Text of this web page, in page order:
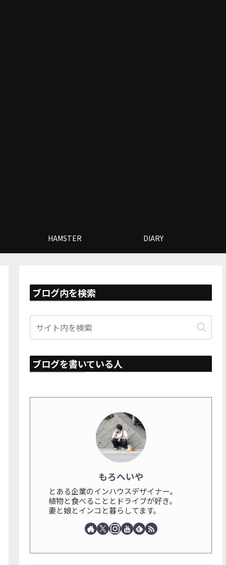
HAMSTER DIARY
ブログ内を検索
ブログを書いている人
もろへいや
とある企業のインハウスデザイナー。
植物と食べることとドライブが好き。
妻と娘とインコと暮らしてます。